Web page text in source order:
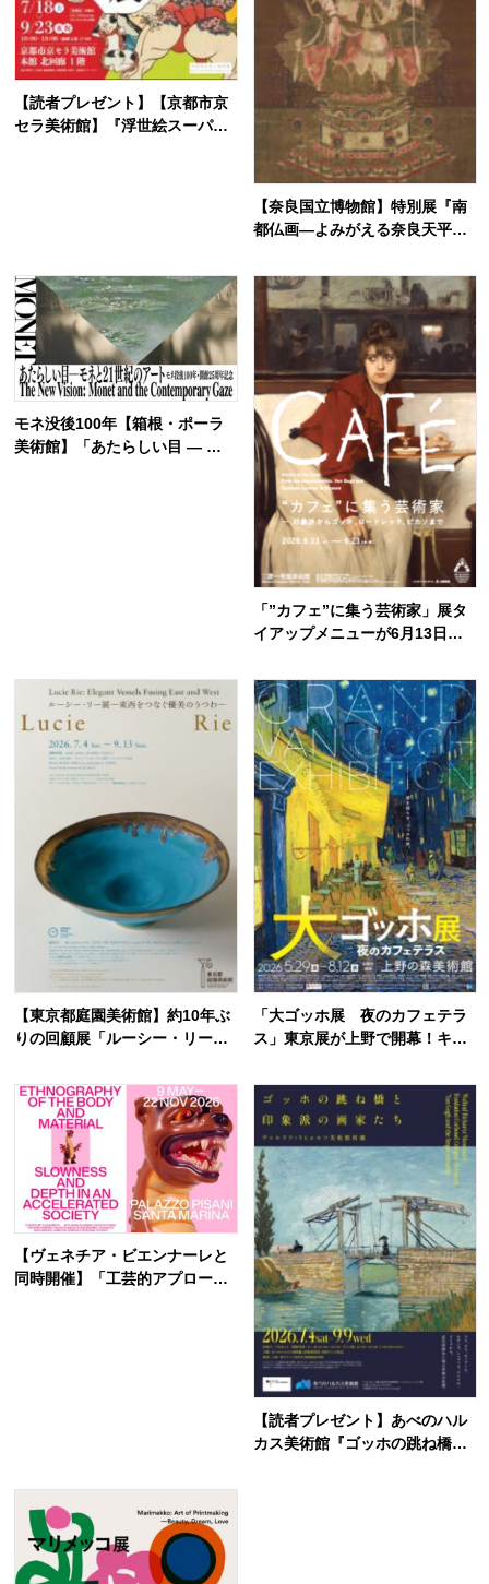
【読者プレゼント】【京都市京
セラ美術館】『浮世絵スーパー
【奈良国立博物館】特別展『南
都仏画―よみがえる奈良天平の
トン美術館から里帰りも
モネ没後100年【箱根・ポーラ
美術館】「あたらしい目 ― モ
「”カフェ”に集う芸術家」展タ
イアップメニューが6月13日よ
【東京都庭園美術館】約10年ぶ
りの回顧展「ルーシー・リー
わ―」2026年7月4日から開催
「大ゴッホ展 夜のカフェテラ
ス」東京展が上野で開幕！キタ
当
【ヴェネチア・ビエンナーレと
同時開催】「工芸的アプロー
【読者プレゼント】あべのハル
カス美術館『ゴッホの跳ね橋と